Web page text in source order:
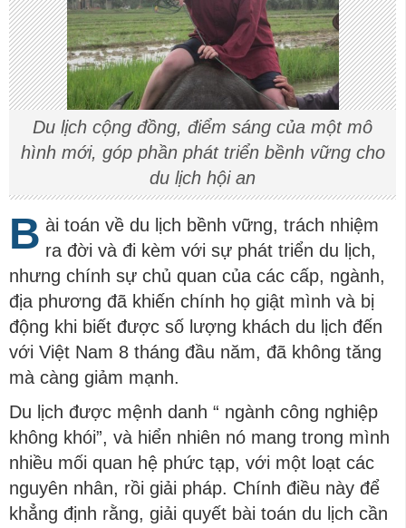
Du lịch cộng đồng, điểm sáng của một mô
hình mới, góp phần phát triển bềnh vững cho
du lịch hội an
B ài toán về du lịch bềnh vững, trách nhiệm
ra đời và đi kèm với sự phát triển du lịch,
nhưng chính sự chủ quan của các cấp, ngành,
địa phương đã khiến chính họ giật mình và bị
động khi biết được số lượng khách du lịch đến
với Việt Nam 8 tháng đầu năm, đã không tăng
mà càng giảm mạnh.
Du lịch được mệnh danh “ ngành công nghiệp
không khói”, và hiển nhiên nó mang trong mình
nhiều mối quan hệ phức tạp, với một loạt các
nguyên nhân, rồi giải pháp. Chính điều này để
khẳng định rằng, giải quyết bài toán du lịch cần